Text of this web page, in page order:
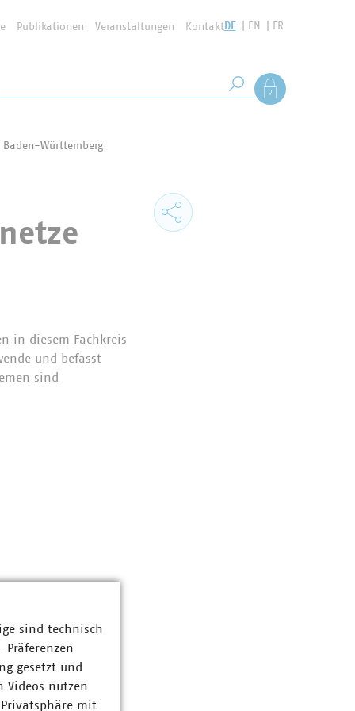
Publikationen Veranstaltungen KontaktDE EN FR
Suche starten
Als Mitglied
Baden-Württemberg
in diesem Fachkreis
und befasst
sind
sind technisch
gesetzt und
Videos nutzen
mit